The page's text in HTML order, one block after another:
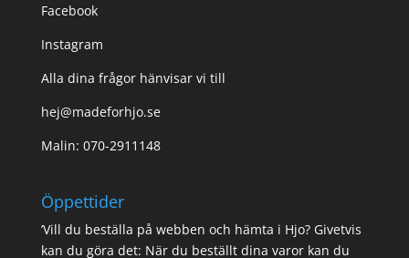
Facebook
Instagram
Alla dina frågor hänvisar vi till
hej@madeforhjo.se
Malin: 070-2911148
Öppettider
’Vill du beställa på webben och hämta i Hjo? Givetvis
kan du göra det: När du beställt dina varor kan du